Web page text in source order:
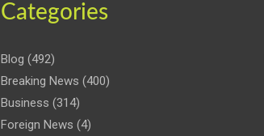
Categories
Blog (492)
Breaking News (400)
Business (314)
Foreign News (4)